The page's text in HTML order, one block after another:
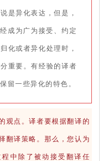
是异化表达，但是，
成为广为接受、约定
化或者异化处理时，
重要。有经验的译者
留一些异化的特色。
观点。译者要根据翻译的
翻译策略。那么，您认为
中除了被动接受翻译任